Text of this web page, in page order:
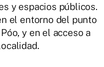
y espacios públicos.
el entorno del punto
y en el acceso a